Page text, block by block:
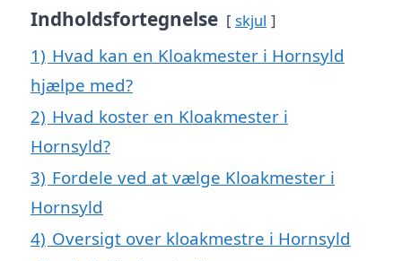
Indholdsfortegnelse skjul
1) Hvad kan en Kloakmester i Hornsyld
hjælpe med?
2) Hvad koster en Kloakmester i
Hornsyld?
3) Fordele ved at vælge Kloakmester i
Hornsyld
4) Oversigt over kloakmestre i Hornsyld